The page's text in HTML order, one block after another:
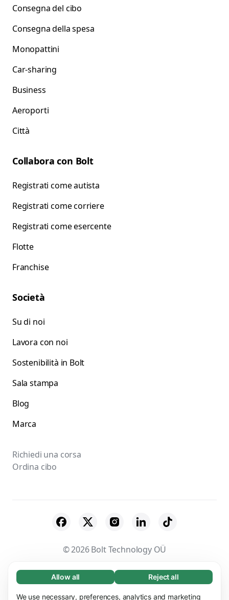
Necessary (65)
Necessary cookies help make our website
Learn more
Allow all Reject all
We use necessary, preferences, analytics and marketing
Consegna del cibo
Consegna della spesa
Monopattini
Car-sharing
Business
Aeroporti
Città
Collabora con Bolt
Registrati come autista
Registrati come corriere
Registrati come esercente
Flotte
Franchise
Società
Su di noi
Lavora con noi
Sostenibilità in Bolt
Sala stampa
Blog
Marca
Richiedi una corsa
Ordina cibo
© 2026 Bolt Technology OÜ
Fornitori Termini e condizioni
Privacy
Cookies
Sicurezza